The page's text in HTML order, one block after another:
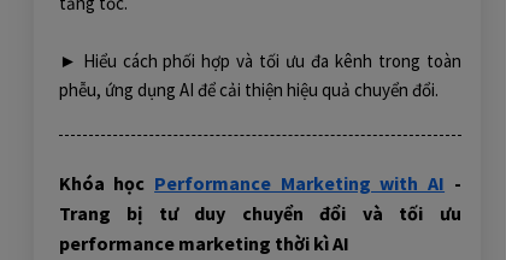
Khóa học Performance Marketing with AI -
Trang bị tư duy chuyển đổi và tối ưu
performance marketing thời kì AI
► Hiểu cách phối hợp và tối ưu đa kênh trong toàn
phễu, ứng dụng AI để cải thiện hiệu quả chuyển đổi.